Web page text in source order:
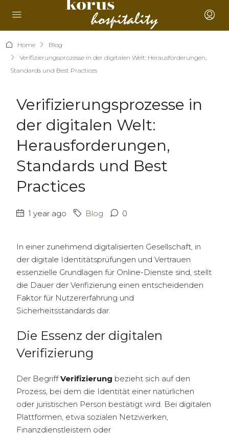
Home
Blog
Verifizierungsprozesse in der digitalen Welt: Herausforderungen,
Standards und Best Practices
Verifizierungsprozesse in
der digitalen Welt:
Herausforderungen,
Standards und Best
Practices
1 year ago Blog 0
In einer zunehmend digitalisierten Gesellschaft, in
der digitale Identitätsprüfungen und Vertrauen
essenzielle Grundlagen für Online-Dienste sind, stellt
die Dauer der Verifizierung einen entscheidenden
Faktor für Nutzererfahrung und
Sicherheitsstandards dar.
Die Essenz der digitalen
Verifizierung
Der BegriffVerifizierung bezieht sich auf den
Prozess, bei dem die Identität einer natürlichen
oder juristischen Person bestätigt wird. Bei digitalen
Plattformen, etwa sozialen Netzwerken,
Finanzdienstleistern oder